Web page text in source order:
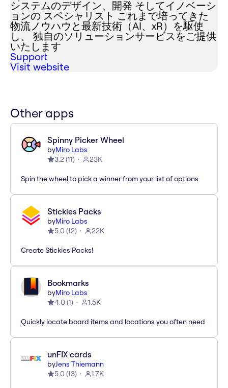
システムのデザイン、開発 そしてイノベーシ
ョンの スペシャリスト これまで培ってきた
物流ノウハウと最新技術（AI、xR）を駆使
し、 独自のソリューションサービスをご提供
いたします
Support
Visit website
Other apps
Spinny Picker Wheel
byMiro Labs
3.2(11) 23K
Spin the wheel to pick a winner from your list of options
Stickies Packs
byMiro Labs
5.0 (12) 22K
Create Stickies Packs!
Bookmarks
byMiro Labs
4.0 (1) 1.5K
Quickly locate board items and locations you often need
unFIX cards
byJens Thiemann
5.0 (13) 1.7K